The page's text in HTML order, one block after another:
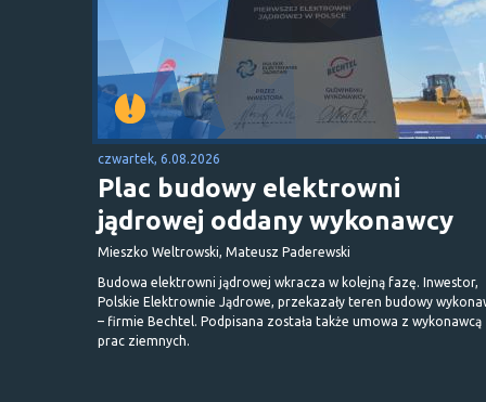
czwartek, 6.08.2026
Plac budowy elektrowni
jądrowej oddany wykonawcy
Mieszko Weltrowski, Mateusz Paderewski
Budowa elektrowni jądrowej wkracza w kolejną fazę. Inwestor,
Polskie Elektrownie Jądrowe, przekazały teren budowy
– firmie Bechtel. Podpisana została także umowa z wykonawcą
prac ziemnych.